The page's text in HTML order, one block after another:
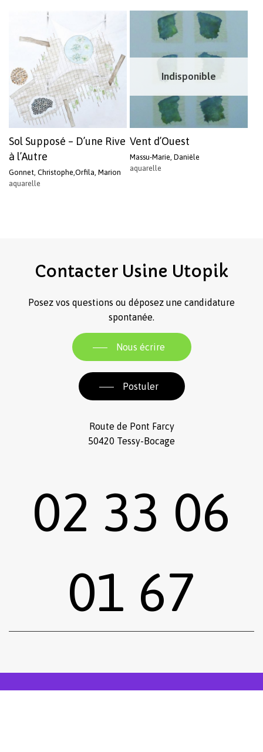
Sol Supposé – D’une Rive
à l’Autre
Gonnet, Christophe,Orfila, Marion
aquarelle
Indisponible
Vent d’Ouest
Massu-Marie, Danièle
aquarelle
Contacter Usine Utopik
Posez vos questions ou déposez une candidature
spontanée.
Nous écrire
Postuler
Route de Pont Farcy
50420 Tessy-Bocage
02 33 06
01 67